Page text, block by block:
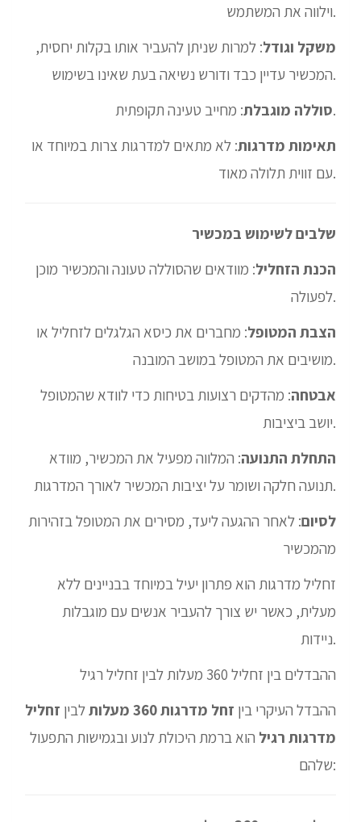
וילווה את המשתמש.
משקל וגודל: למרות שניתן להעביר אותו בקלות יחסית,
המכשיר עדיין כבד ודורש נשיאה בעת שאינו בשימוש.
סוללה מוגבלת: מחייב טעינה תקופתית.
תאימות מדרגות: לא מתאים למדרגות צרות במיוחד או
עם זווית תלולה מאוד.
שלבים לשימוש במכשיר
הכנת הזחליל: מוודאים שהסוללה טעונה והמכשיר מוכן
לפעולה.
הצבת המטופל: מחברים את כיסא הגלגלים לזחליל או
מושיבים את המטופל במושב המובנה.
אבטחה: מהדקים רצועות בטיחות כדי לוודא שהמטופל
יושב ביציבות.
התחלת התנועה: המלווה מפעיל את המכשיר, מוודא
תנועה חלקה ושומר על יציבות המכשיר לאורך המדרגות.
לסיום: לאחר ההגעה ליעד, מסירים את המטופל בזהירות
מהמכשיר
זחליל מדרגות הוא פתרון יעיל במיוחד בבניינים ללא
מעלית, כאשר יש צורך להעביר אנשים עם מוגבלות
ניידות.
ההבדלים בין זחליל 360 מעלות לבין זחליל רגיל
ההבדל העיקרי בין זחל מדרגות 360 מעלות לבין זחליל
מדרגות רגיל הוא ברמת היכולת לנוע ובגמישות התפעול
שלהם: